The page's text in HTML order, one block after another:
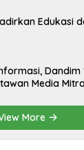
Edukasi
Dandim
Media
More